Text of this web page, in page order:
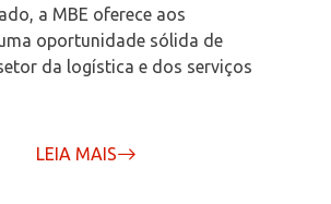
a MBE oferece aos
oportunidade sólida de
da logística e dos serviços
LEIA MAIS